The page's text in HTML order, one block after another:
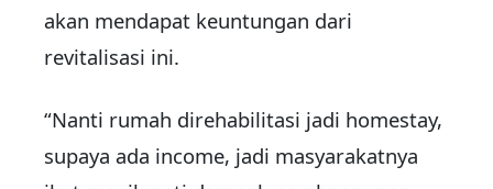
akan mendapat keuntungan dari
revitalisasi ini.
“Nanti rumah direhabilitasi jadi homestay,
supaya ada income, jadi masyarakatnya